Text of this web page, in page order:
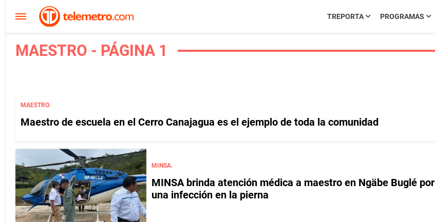
TREPORTA PROGRAMAS
MAESTRO - PÁGINA 1
MAESTRO.
Maestro de escuela en el Cerro Canajagua es el ejemplo de toda la comunidad
MINSA.
MINSA brinda atención médica a maestro en Ngäbe Buglé por
una infección en la pierna